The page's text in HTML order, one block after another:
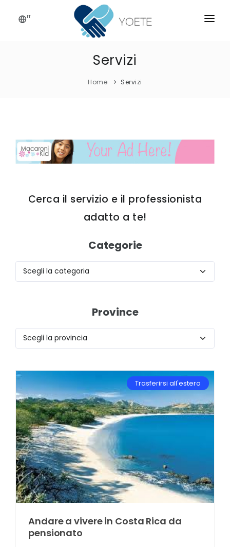
IT
CONTATTI
BLOG
Servizi
Home Servizi
Cerca il servizio e il professionista
adatto a te!
Categorie
Province
Trasferirsi all'estero
Andare a vivere in Costa Rica da
pensionato